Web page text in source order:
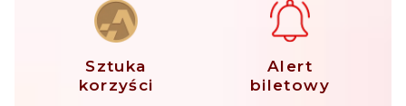
Sztuka
korzyści
Alert
biletowy